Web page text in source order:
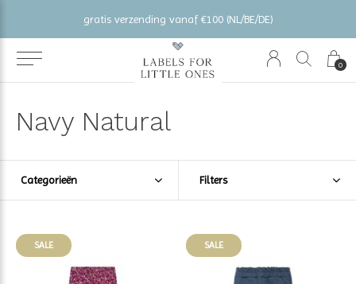
0
gratis verzending vanaf €100 (NL/BE/DE)
Navy Natural
Categorieën Filters
SALE SALE